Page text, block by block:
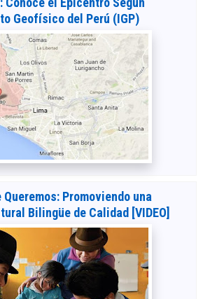
Geofísico del Perú (IGP)
Queremos: Promoviendo una
Bilingüe de Calidad [VIDEO]